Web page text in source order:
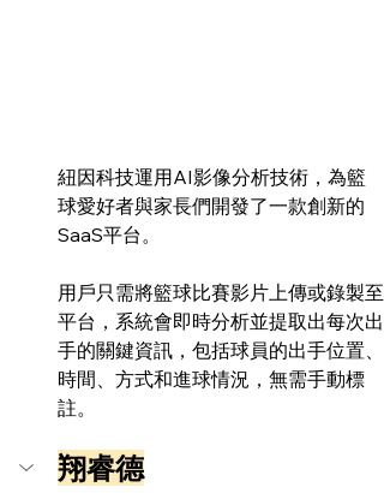
紐因科技運用AI影像分析技術，為籃
球愛好者與家長們開發了一款創新的
SaaS平台。
用戶只需將籃球比賽影片上傳或錄製至
平台，系統會即時分析並提取出每次出
手的關鍵資訊，包括球員的出手位置、
時間、方式和進球情況，無需手動標
註。
翔睿德